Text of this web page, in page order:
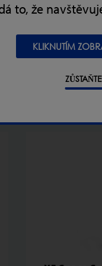
to, že
KLIKNUTÍM
Pochutiny
Pekařské